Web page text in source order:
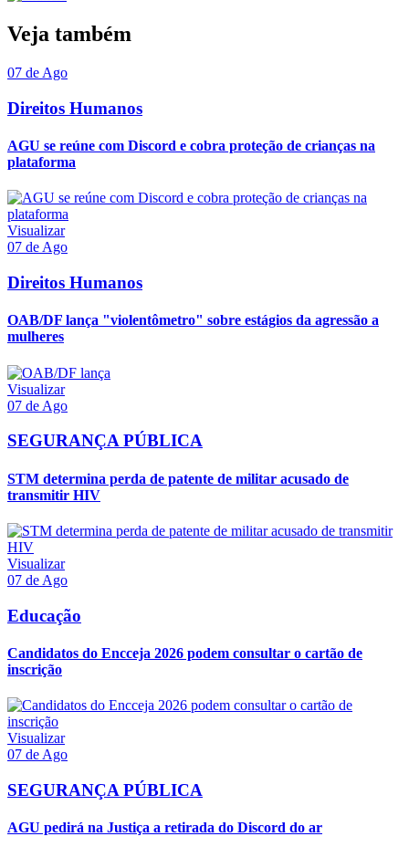
Veja também
07 de Ago
Direitos Humanos
AGU se reúne com Discord e cobra proteção de crianças na
plataforma
Visualizar
07 de Ago
Direitos Humanos
OAB/DF lança "violentômetro" sobre estágios da agressão a
mulheres
Visualizar
07 de Ago
SEGURANÇA PÚBLICA
STM determina perda de patente de militar acusado de
transmitir HIV
Visualizar
07 de Ago
Educação
Candidatos do Encceja 2026 podem consultar o cartão de
inscrição
Visualizar
07 de Ago
SEGURANÇA PÚBLICA
AGU pedirá na Justiça a retirada do Discord do ar